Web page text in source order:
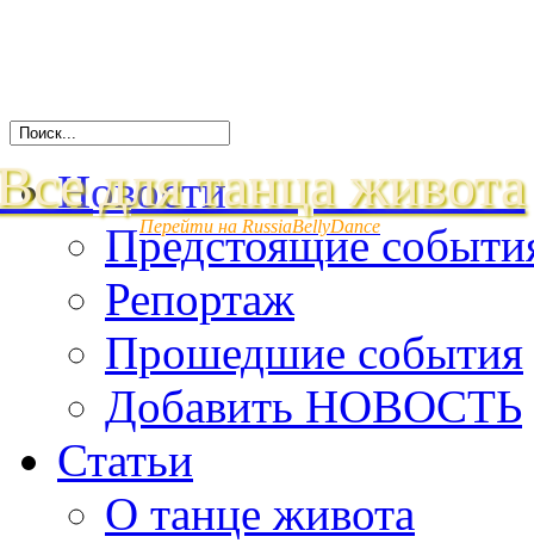
для танца живота
Перейти на RussiaBellyDance
Новости
Предстоящие
Репортаж
Прошедшие события
Добавить НОВОСТЬ
Статьи
О танце живота